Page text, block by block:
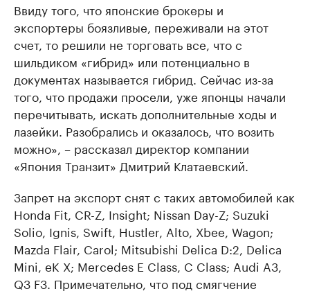
Ввиду того, что японские брокеры и
экспортеры боязливые, переживали на этот
счет, то решили не торговать все, что с
шильдиком «гибрид» или потенциально в
документах называется гибрид. Сейчас из-за
того, что продажи просели, уже японцы начали
перечитывать, искать дополнительные ходы и
лазейки. Разобрались и оказалось, что возить
можно», – рассказал директор компании
«Япония Транзит» Дмитрий Клатаевский.
Запрет на экспорт снят с таких автомобилей как
Honda Fit, CR-Z, Insight; Nissan Day-Z; Suzuki
Solio, Ignis, Swift, Hustler, Alto, Xbee, Wagon;
Mazda Flair, Carol; Mitsubishi Delica D:2, Delica
Mini, eK X; Mercedes E Class, C Class; Audi A3,
Q3 F3. Примечательно, что под смягчение